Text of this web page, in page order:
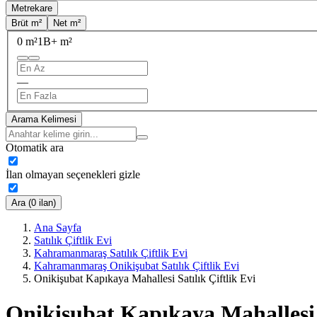
Metrekare
Brüt m²
Net m²
0 m²1B+ m²
—
Arama Kelimesi
Otomatik ara
İlan olmayan seçenekleri gizle
Ara (0 ilan)
Ana Sayfa
Satılık Çiftlik Evi
Kahramanmaraş Satılık Çiftlik Evi
Kahramanmaraş Onikişubat Satılık Çiftlik Evi
Onikişubat Kapıkaya Mahallesi Satılık Çiftlik Evi